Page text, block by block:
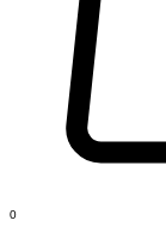
0